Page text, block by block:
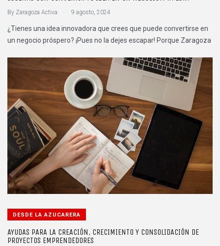
By Zaragoza Activa 9 agosto, 2024
¿Tienes una idea innovadora que crees que puede convertirse en
un negocio próspero? ¡Pues no la dejes escapar! Porque Zaragoza
DESDE LA AZUCARERA
AYUDAS PARA LA CREACIÓN, CRECIMIENTO Y CONSOLIDACIÓN DE
PROYECTOS EMPRENDEDORES